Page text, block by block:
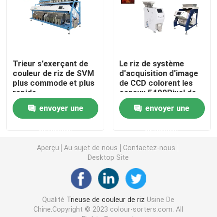
Trieuse de couleur d'épice
Trieuse Nuts de couleur
trieuse en plastique de couleur
trieuse de couleur de thé
Trieuse de couleur de ceinture
Trieuse infrarouge
Trieur s'exerçant de
couleur de riz de SVM
plus commode et plus
rapide
envoyer une
Le riz de système
d'acquisition d'image
de CCD colorent les
canaux 5400Pixel de
la trieuse 64
envoyer une
Aperçu Au sujet de nous
Contactez-nous
Desktop Site
Qualité Trieuse de couleur de riz Usine De
Chine.Copyright © 2023 colour-sorters.com. All